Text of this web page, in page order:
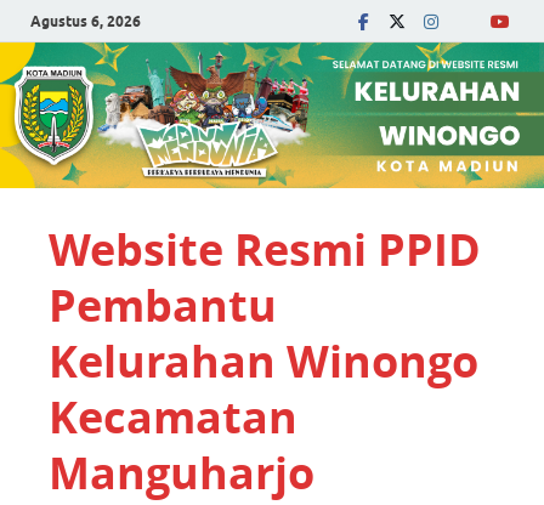
Agustus 6, 2026
Website Resmi PPID
Pembantu
Kelurahan Winongo
Kecamatan
Manguharjo